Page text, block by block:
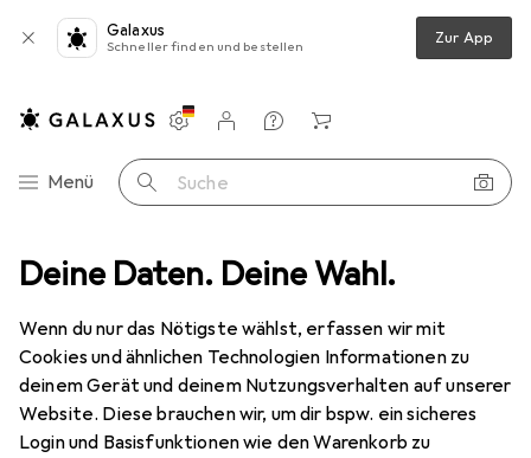
Deine Daten. Deine Wahl.
Wenn du nur das Nötigste wählst, erfassen wir mit
Cookies und ähnlichen Technologien Informationen zu
deinem Gerät und deinem Nutzungsverhalten auf unserer
Website. Diese brauchen wir, um dir bspw. ein sicheres
Login und Basisfunktionen wie den Warenkorb zu
Galaxus
Schneller finden und bestellen Zur App
Navigation nach Kategorien
Menü Suche
Einstellungen
Kundenkonto
Vergleichslisten
Merklisten
Warenkorb
Entsorgen + Reinigen Abfallsack Secolan Mülleimerbeutel
8 Bilder
MENGENRABATT